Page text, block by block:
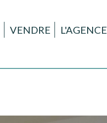
VENDRE L'AGENCE